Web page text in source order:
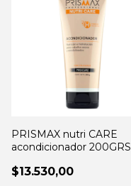
PRISMAX nutri CARE
acondicionador 200GRS
$13.530,00